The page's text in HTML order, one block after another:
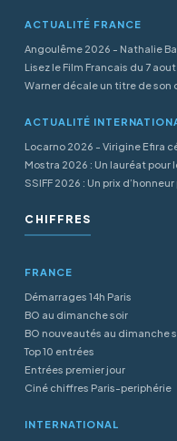
ACTUALITÉ FRANCE
Angoulême 2026 - Nathalie
Lisez le Film Francais du 7
Warner décale un titre de son
ACTUALITÉ
Locarno 2026 - Virigine Efira
Mostra 2026 : Un lauréat pour
SSIFF 2026 : Un prix
CHIFFRES
FRANCE
Démarrages 14h Paris
BO au dimanche soir
BO nouveautés au dimanche
Top 10 entrées
Entrées premier jour
Ciné chiffres Paris-periphérie
INTERNATIONAL